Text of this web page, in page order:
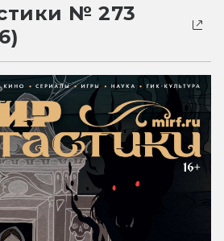
№ 273